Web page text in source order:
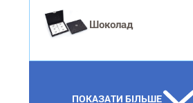
Шоколад
ПОКАЗАТИ БІЛЬШЕ